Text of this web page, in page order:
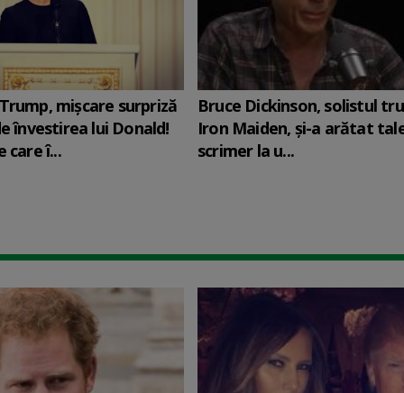
mișcare surpriză
învestirea lui Donald!
care î...
Bruce Dickinson, solistul
Iron Maiden, şi-a arătat
scrimer la u...